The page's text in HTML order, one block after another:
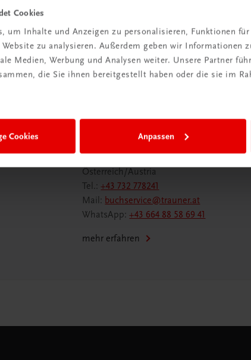
Cookies
um Inhalte und Anzeigen zu personalisieren, Funktionen
zu analysieren. Außerdem geben wir Informationen
Medien, Werbung und Analysen weiter. Unsere Partner
die Sie ihnen bereitgestellt haben oder die sie im
Cookies Anpassen
TRAUNER!
TRAUNER Verlag + Buchservice GmbH
Köglstraße 14 | 4020 Linz
Österreich/Austria
Tel.:+43 732 778241
Mail: buchservice@trauner.at
WhatsApp:+43 664 88 58 69 41
mehr erfahren